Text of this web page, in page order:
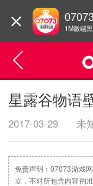
1M微端
星露谷物语
2017-03-29 未
免责声明：07073游戏
立，不对所包含内容的